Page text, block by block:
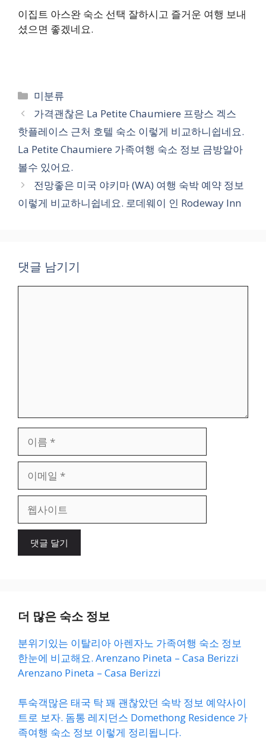
이집트 아스완 숙소 선택 잘하시고 즐거운 여행 보내
셨으면 좋겠네요.
카
테
고
리
미분류
가격괜찮은 La Petite Chaumiere 프랑스 겍스
핫플레이스 근처 호텔 숙소 이렇게 비교하니쉽네요.
La Petite Chaumiere 가족여행 숙소 정보 금방알아
볼수 있어요.
전망좋은 미국 야키마 (WA) 여행 숙박 예약 정보
이렇게 비교하니쉽네요. 로데웨이 인 Rodeway Inn
댓글 남기기
일
이
더 많은 숙소 정보
분위기있는 이탈리아 아렌자노 가족여행 숙소 정보
한눈에 비교해요. Arenzano Pineta – Casa Berizzi
Arenzano Pineta – Casa Berizzi
투숙객많은 태국 탁 꽤 괜찮았던 숙박 정보 예약사이
트로 보자. 돔통 레지던스 Domethong Residence 가
족여행 숙소 정보 이렇게 정리됩니다.